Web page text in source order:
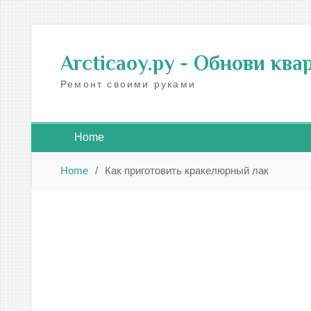
Skip
to
contentArcticaoy.ру - Обнови
Ремонт своими руками
Home
Home Как приготовить кракелюрный лак